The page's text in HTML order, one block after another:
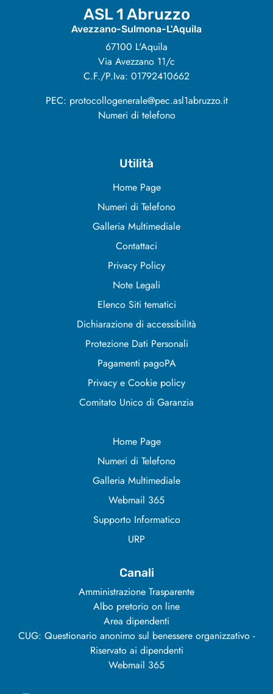
ASL 1 Abruzzo
Avezzano-Sulmona-L'Aquila
67100 L'Aquila
Via Avezzano 11/c
C.F./P.Iva: 01792410662
PEC: protocollogenerale@pec.asl1abruzzo.it
Numeri di telefono
Utilità
Home Page
Numeri di Telefono
Galleria Multimediale
Contattaci
Privacy Policy
Note Legali
Elenco Siti tematici
Dichiarazione di accessibilità
Protezione Dati Personali
Pagamenti pagoPA
Privacy e Cookie policy
Comitato Unico di Garanzia
Home Page
Numeri di Telefono
Galleria Multimediale
Webmail 365
Supporto Informatico
URP
Canali
Amministrazione Trasparente
Albo pretorio on line
Area dipendenti
CUG: Questionario anonimo sul benessere organizzativo -
Riservato ai dipendenti
Webmail 365